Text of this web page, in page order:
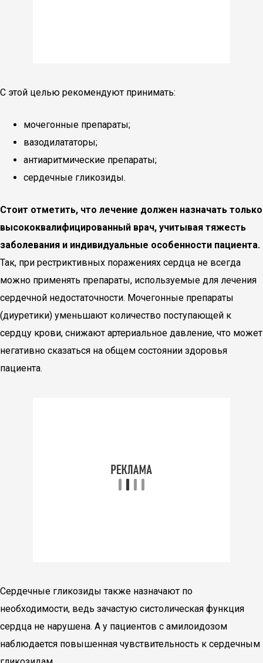
С этой целью рекомендуют принимать:
мочегонные препараты;
вазодилататоры;
антиаритмические препараты;
сердечные гликозиды.
Стоит отметить, что лечение должен назначать только
высококвалифицированный врач, учитывая тяжесть
заболевания и индивидуальные особенности пациента.
Так, при рестриктивных поражениях сердца не всегда
можно применять препараты, используемые для лечения
сердечной недостаточности. Мочегонные препараты
(диуретики) уменьшают количество поступающей к
сердцу крови, снижают артериальное давление, что может
негативно сказаться на общем состоянии здоровья
пациента.
Сердечные гликозиды также назначают по
необходимости, ведь зачастую систолическая функция
сердца не нарушена. А у пациентов с амилоидозом
наблюдается повышенная чувствительность к сердечным